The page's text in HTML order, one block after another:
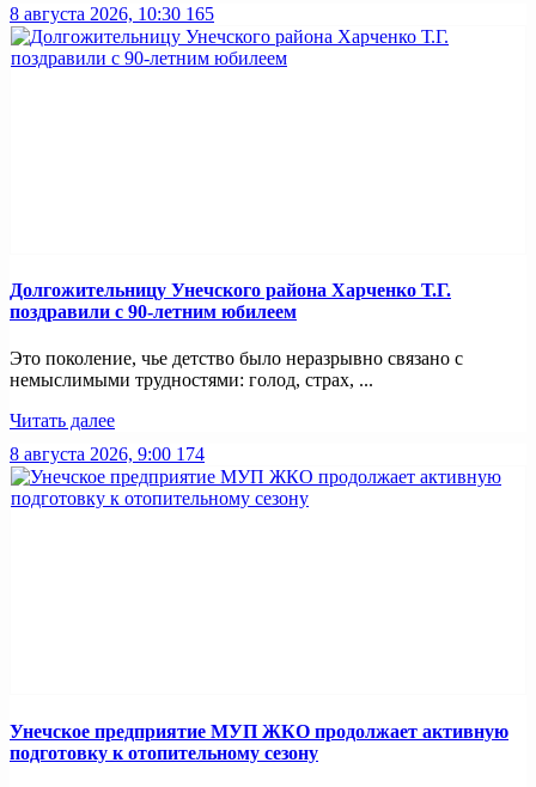
8 августа 2026, 10:30 165
Долгожительницу Унечского района Харченко Т.Г.
поздравили с 90-летним юбилеем
Это поколение, чье детство было неразрывно связано с
немыслимыми трудностями: голод, страх, ...
Читать далее
8 августа 2026, 9:00 174
Унечское предприятие МУП ЖКО продолжает активную
подготовку к отопительному сезону